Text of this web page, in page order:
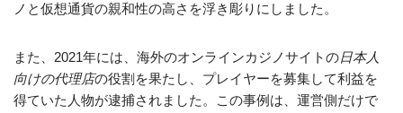
ノと仮想通貨の親和性の高さを浮き彫りにしました。
また、2021年には、海外のオンラインカジノサイトの日本人
向けの代理店の役割を果たし、プレイヤーを募集して利益を
得ていた人物が逮捕されました。この事例は、運営側だけで